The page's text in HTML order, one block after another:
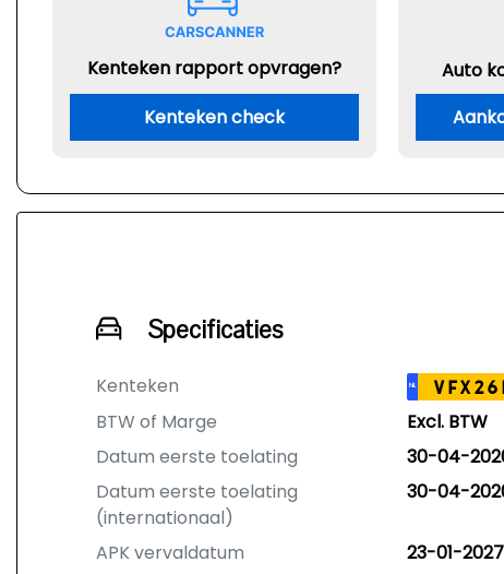
Kenteken rapport opvragen?
Kenteken check
Auto
Specificaties
Kenteken NL
BTW of Marge
Excl. BTW
Datum eerste toelating
30-04-
Datum eerste toelating
(internationaal)
30-04-
APK vervaldatum
23-01-2027